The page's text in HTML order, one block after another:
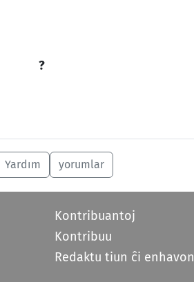
?
Yardım yorumlar
Kontribuantoj
Kontribuu
Redaktu tiun ĉi enhavon